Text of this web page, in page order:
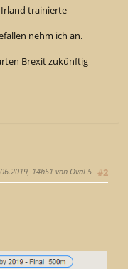
trainierte
nehm ich an.
Brexit zukünftig
#2
14h51 von Oval 5